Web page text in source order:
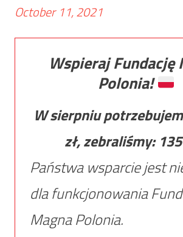
October 11, 2021
Wspieraj Fundację
Polonia!
W sierpniu
zł, zebraliśmy:
Państwa wsparcie jest
dla funkcjonowania
Magna Polonia.